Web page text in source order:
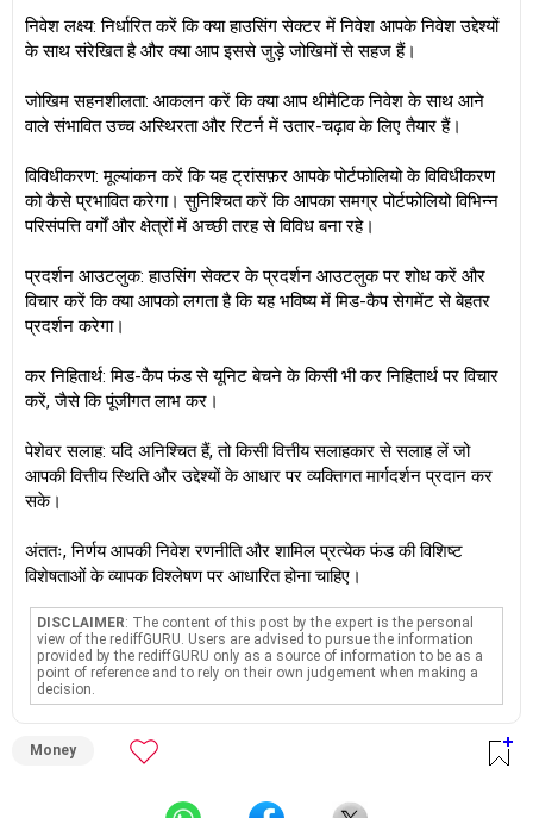
निवेश लक्ष्य: निर्धारित करें कि क्या हाउसिंग सेक्टर में निवेश आपके निवेश उद्देश्यों
के साथ संरेखित है और क्या आप इससे जुड़े जोखिमों से सहज हैं।
जोखिम सहनशीलता: आकलन करें कि क्या आप थीमैटिक निवेश के साथ आने
वाले संभावित उच्च अस्थिरता और रिटर्न में उतार-चढ़ाव के लिए तैयार हैं।
विविधीकरण: मूल्यांकन करें कि यह ट्रांसफ़र आपके पोर्टफोलियो के विविधीकरण
को कैसे प्रभावित करेगा। सुनिश्चित करें कि आपका समग्र पोर्टफोलियो विभिन्न
परिसंपत्ति वर्गों और क्षेत्रों में अच्छी तरह से विविध बना रहे।
प्रदर्शन आउटलुक: हाउसिंग सेक्टर के प्रदर्शन आउटलुक पर शोध करें और
विचार करें कि क्या आपको लगता है कि यह भविष्य में मिड-कैप सेगमेंट से बेहतर
प्रदर्शन करेगा।
कर निहितार्थ: मिड-कैप फंड से यूनिट बेचने के किसी भी कर निहितार्थ पर विचार
करें, जैसे कि पूंजीगत लाभ कर।
पेशेवर सलाह: यदि अनिश्चित हैं, तो किसी वित्तीय सलाहकार से सलाह लें जो
आपकी वित्तीय स्थिति और उद्देश्यों के आधार पर व्यक्तिगत मार्गदर्शन प्रदान कर
सके।
अंततः, निर्णय आपकी निवेश रणनीति और शामिल प्रत्येक फंड की विशिष्ट
विशेषताओं के व्यापक विश्लेषण पर आधारित होना चाहिए।
DISCLAIMER: The content of this post by the expert is the personal
view of the rediffGURU. Users are advised to pursue the information
provided by the rediffGURU only as a source of information to be as a
point of reference and to rely on their own judgement when making a
decision.
Money